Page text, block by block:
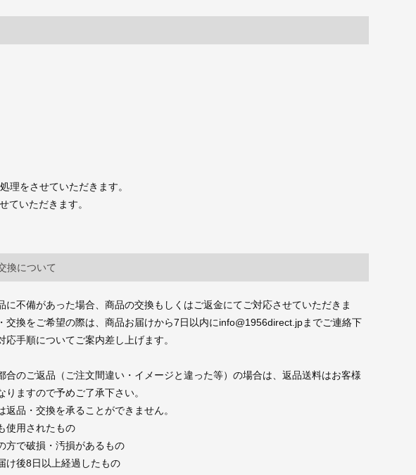
理をさせていただきます。
ていただきます。
換について
に不備があった場合、商品の交換もしくはご返金にてご対応させていただきま
交換をご希望の際は、商品お届けから7日以内にinfo@1956direct.jpまでご連絡下
応手順についてご案内差し上げます。
合のご返品（ご注文間違い・イメージと違った等）の場合は、返品送料はお客様
りますので予めご了承下さい。
返品・交換を承ることができません。
使用されたもの
方で破損・汚損があるもの
け後8日以上経過したもの